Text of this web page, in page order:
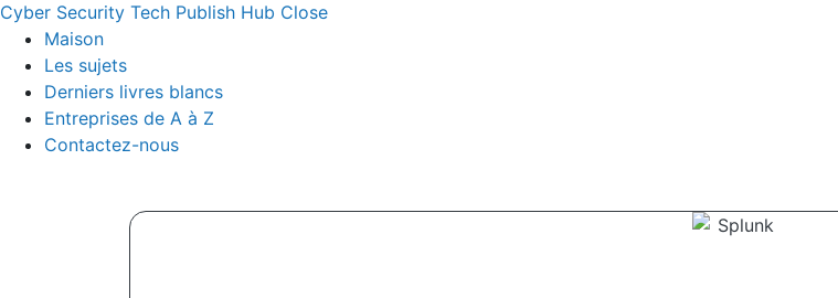
Cyber Security Tech Publish Hub Close
Maison
Les sujets
Derniers livres blancs
Entreprises de A à Z
Contactez-nous